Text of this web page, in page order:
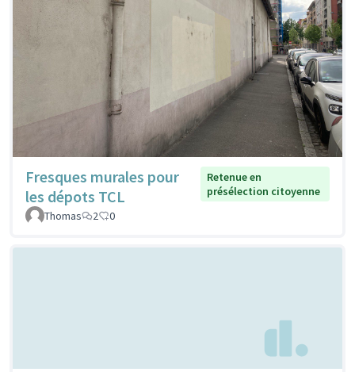
Fresques murales pour
les dépots TCL
Retenue en
présélection citoyenne
Thomas
2 0